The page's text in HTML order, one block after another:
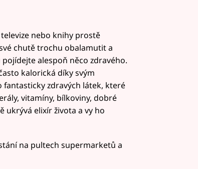
nebo knihy prostě
chutě trochu obalamutit a
alespoň něco zdravého.
kalorická díky svým
zdravých látek, které
vitamíny, bílkoviny, dobré
ukrývá elixír života a vy ho
na pultech supermarketů a